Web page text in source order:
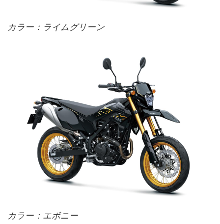
カラー：ライムグリーン
カラー：エボニー